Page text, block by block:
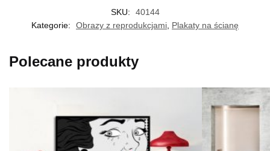
SKU:
40144
Kategorie:
Obrazy z reprodukcjami Plakaty na ścianę
Polecane produkty